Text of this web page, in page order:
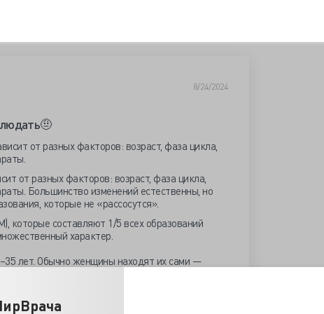
8/24/2024
от разных факторов: возраст, фаза цикла,
Большинство изменений естественны, но
которые не «рассосутся».
составляют 1/5 всех образований
характер.
лет. Обычно женщины находят их сами —
УЗИ и маммография (ММГ) достаточно